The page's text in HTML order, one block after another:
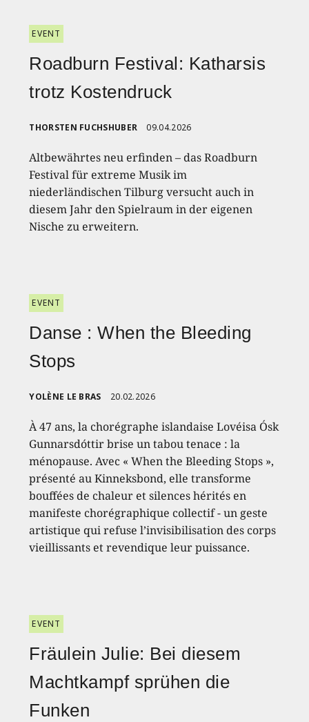
EVENT
Roadburn Festival: Katharsis
trotz Kostendruck
THORSTEN FUCHSHUBER 09.04.2026
Altbewährtes neu erfinden – das Roadburn
Festival für extreme Musik im
niederländischen Tilburg versucht auch in
diesem Jahr den Spielraum in der eigenen
Nische zu erweitern.
EVENT
Danse : When the Bleeding
Stops
YOLÈNE LE BRAS 20.02.2026
À 47 ans, la chorégraphe islandaise Lovéisa Ósk
Gunnarsdóttir brise un tabou tenace : la
ménopause. Avec « When the Bleeding Stops »,
présenté au Kinneksbond, elle transforme
bouffées de chaleur et silences hérités en
manifeste chorégraphique collectif - un geste
artistique qui refuse l’invisibilisation des corps
vieillissants et revendique leur puissance.
EVENT
Fräulein Julie: Bei diesem
Machtkampf sprühen die
Funken